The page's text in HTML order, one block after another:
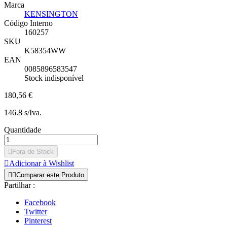
Marca
KENSINGTON
Código Interno
160257
SKU
K58354WW
EAN
0085896583547
Stock indisponível
180,56 €
146.8 s/Iva.
Quantidade
 Fora de Stock
Adicionar à Wishlist
 Comparar este Produto
Partilhar :
Facebook
Twitter
Pinterest